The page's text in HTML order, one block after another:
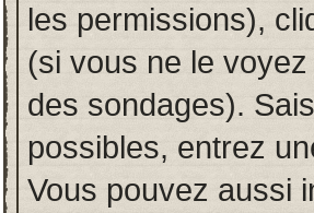
les permissions),
(si vous ne le
des sondages).
possibles, entrez
Vous pouvez aussi